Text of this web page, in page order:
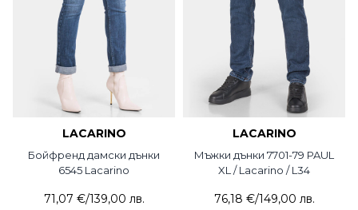
LACARINO
Бойфренд дамски дънки
6545 Lacarino
71,07 €/139,00 лв.
LACARINO
Мъжки дънки 7701-79 PAUL
XL / Lacarino / L34
76,18 €/149,00 лв.